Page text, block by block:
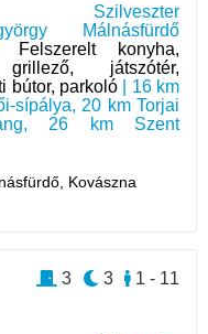
Szilveszter
Málnásfürdő
Felszerelt konyha,
játszótér,
bútor, parkoló | 16 km
sípálya, 20 km Torjai
26 km Szent
Kovászna
1 - 11
3
3